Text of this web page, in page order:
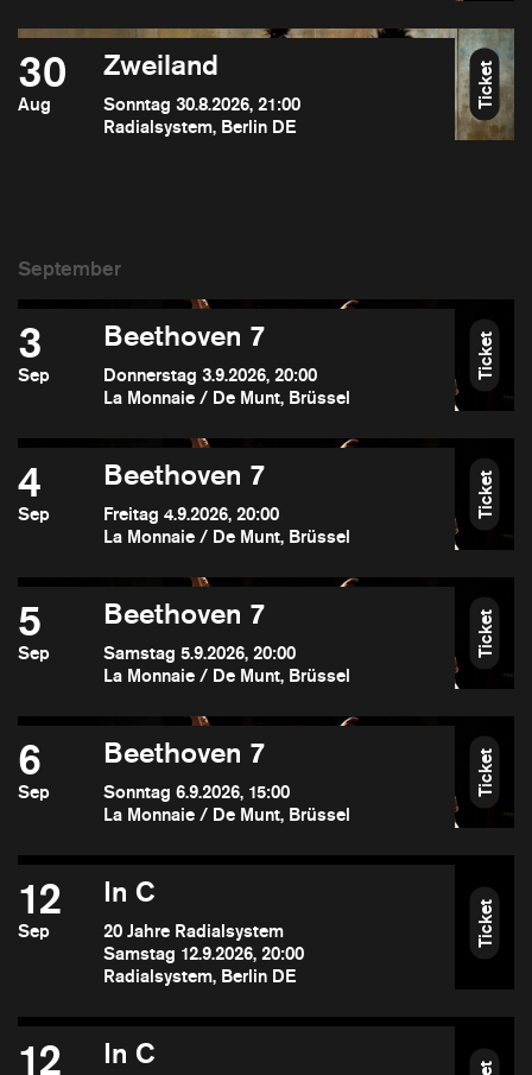
30
Aug
Zweiland
Sonntag 30.8.2026, 21:00
Radialsystem, Berlin DE
Ticket
3
Sep
Beethoven 7
Donnerstag 3.9.2026, 20:00
La Monnaie / De Munt, Brüssel
Ticket
4
Sep
Beethoven 7
Freitag 4.9.2026, 20:00
La Monnaie / De Munt, Brüssel
Ticket
5
Sep
Beethoven 7
Samstag 5.9.2026, 20:00
La Monnaie / De Munt, Brüssel
Ticket
6
Sep
Beethoven 7
Sonntag 6.9.2026, 15:00
La Monnaie / De Munt, Brüssel
Ticket
12
Sep
In C
20 Jahre Radialsystem
Samstag 12.9.2026, 20:00
Radialsystem, Berlin DE
Ticket
12 In C